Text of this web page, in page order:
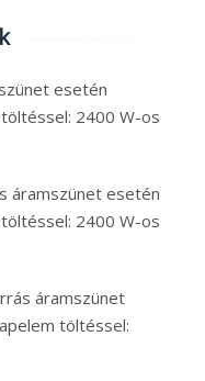
esetén
2400 W-os
áramszünet esetén
2400 W-os
áramszünet
töltéssel: